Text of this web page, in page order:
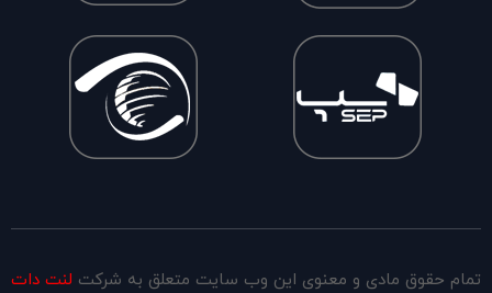
تمام حقوق مادی و معنوی این وب سایت متعلق به شرکت لنت دات